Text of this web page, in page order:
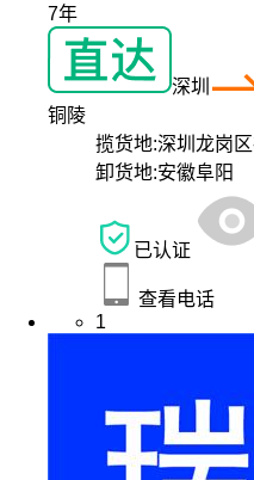
7年
深圳
铜陵
揽货地:深圳龙岗
卸货地:安徽阜阳
已认证
查看电话
1